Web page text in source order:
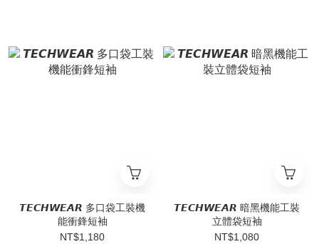
𝙏𝙀𝘾𝙃𝙒𝙀𝘼𝙍 多口袋工裝機
能衝鋒短袖
NT$1,180
𝙏𝙀𝘾𝙃𝙒𝙀𝘼𝙍 暗黑機能工裝
立體袋短袖
NT$1,080